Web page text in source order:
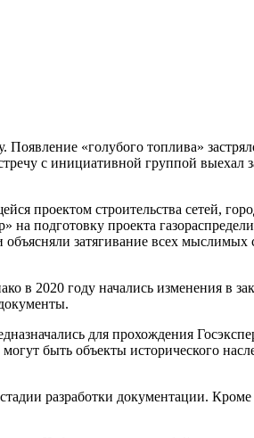
«голубого топлива»
с инициативной группой выехал
проектом строительства сетей,
подготовку проекта
затягивание всех мыслимых
в 2020 году начались изменения в
для прохождения
быть объекты исторического
разработки документации.